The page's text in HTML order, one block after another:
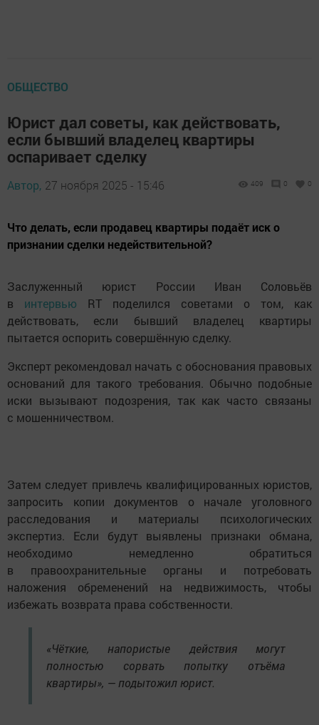
ОБЩЕСТВО
Юрист дал советы, как действовать,
если бывший владелец квартиры
оспаривает сделку
Автор, 27 ноября 2025 - 15:46 409 0 0
Что делать, если продавец квартиры подаёт иск о
признании сделки недействительной?
Заслуженный юрист России Иван Соловьёв
в интервью RT поделился советами о том, как
действовать, если бывший владелец квартиры
пытается оспорить совершённую сделку.
Эксперт рекомендовал начать с обоснования правовых
оснований для такого требования. Обычно подобные
иски вызывают подозрения, так как часто связаны
с мошенничеством.
Затем следует привлечь квалифицированных юристов,
запросить копии документов о начале уголовного
расследования и материалы психологических
экспертиз. Если будут выявлены признаки обмана,
необходимо немедленно обратиться
в правоохранительные органы и потребовать
наложения обременений на недвижимость, чтобы
избежать возврата права собственности.
«Чёткие, напористые действия могут
полностью сорвать попытку отъёма
квартиры», — подытожил юрист.